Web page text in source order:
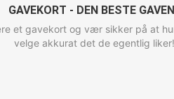
GAVEKORT - DEN BESTE
et gavekort og vær sikker på at
velge akkurat det de egentlig liker!